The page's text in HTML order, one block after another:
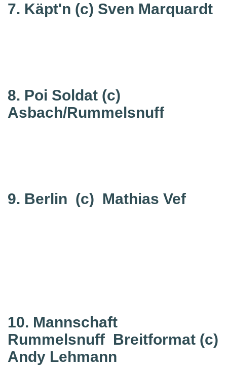
7. Käpt'n (c) Sven Marquardt
8. Poi Soldat (c)
Asbach/Rummelsnuff
9. Berlin (c) Mathias Vef
10. Mannschaft
Rummelsnuff Breitformat (c)
Andy Lehmann